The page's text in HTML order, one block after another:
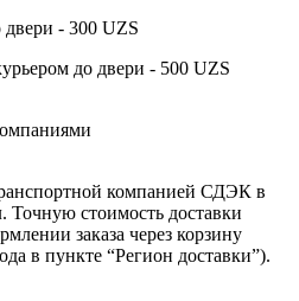
- 300 UZS
до двери - 500 UZS
компанией СДЭК в
стоимость доставки
заказа через корзину
в пункте “Регион доставки”).